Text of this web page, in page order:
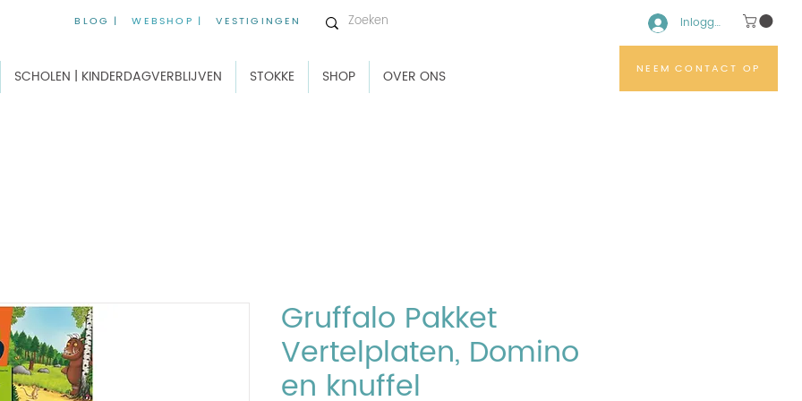
BLOG | WEBSHOP | VESTIGINGEN
SCHOLEN | KINDERDAGVERBLIJVEN STOKKE SHOP OVER ONS
Inloggen
NEEM CONTACT OP
Gruffalo Pakket
Vertelplaten, Domino
en knuffel